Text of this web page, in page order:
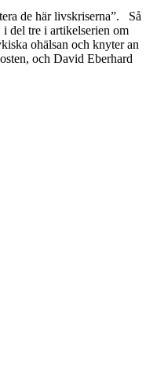
de här livskriserna”. Så
del tre i artikelserien om
ohälsan och knyter an
och David Eberhard